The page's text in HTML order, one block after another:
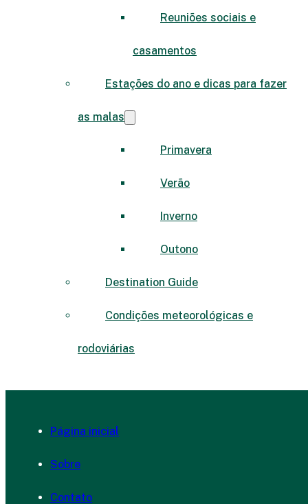
Reuniões sociais e
casamentos
Estações do ano e dicas para fazer
as malas
Primavera
Verão
Inverno
Outono
Destination Guide
Condições meteorológicas e
rodoviárias
Página inicial
Sobre
Contato